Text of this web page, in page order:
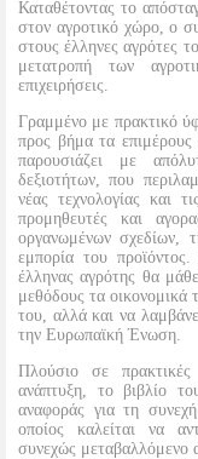
Καταθέτοντας το
στον αγροτικό χώρο, ο
στους έλληνες αγρότες
μετατροπή των
επιχειρήσεις.
Γραμμένο με πρακτικό
προς βήμα τα επιμέρους
παρουσιάζει με
δεξιοτήτων, που
νέας τεχνολογίας και
προμηθευτές και
οργανωμένων σχεδίων,
εμπορία του
έλληνας αγρότης θα
μεθόδους τα οικονομικά
του, αλλά και να
την Ευρωπαϊκή Ένωση.
Πλούσιο σε πρακτικές
ανάπτυξη, το βιβλίο
αναφοράς για τη
οποίος καλείται να
συνεχώς μεταβαλλόμενο